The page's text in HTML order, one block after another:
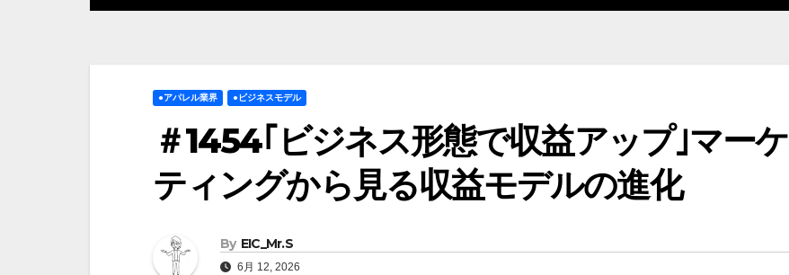
●アパレル業界 ●ビジネスモデル
＃1454｢ビジネス形態で収益アップ｣マーケ
ティングから見る収益モデルの進化
By EIC_Mr.S
6月 12, 2026